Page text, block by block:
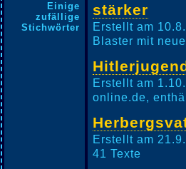
Einige
zufällige
Stichwörter
stärker
Erstellt am
Blaster mit
Erstellt am
online.de,
Erstellt am
41 Texte